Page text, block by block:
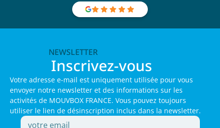
NEWSLETTER
Inscrivez-vous
Votre adresse e-mail est uniquement utilisée pour vous
envoyer notre newsletter et des informations sur les
activités de MOUVBOX FRANCE. Vous pouvez toujours
utiliser le lien de désinscription inclus dans la newsletter.